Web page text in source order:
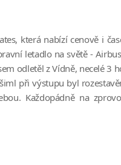
která nabízí cenově i
letadlo na světě -
odletěl z Vídně, necelé 3
při výstupu byl
Každopádně na